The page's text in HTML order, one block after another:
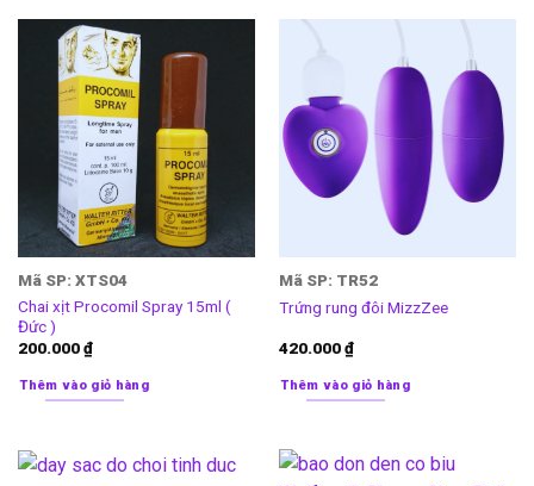
Mã SP: XTS04
Chai xịt Procomil Spray 15ml (
Đức )
200.000₫
Thêm vào giỏ hàng
Mã SP: TR52
Trứng rung đôi MizzZee
420.000₫
Thêm vào giỏ hàng